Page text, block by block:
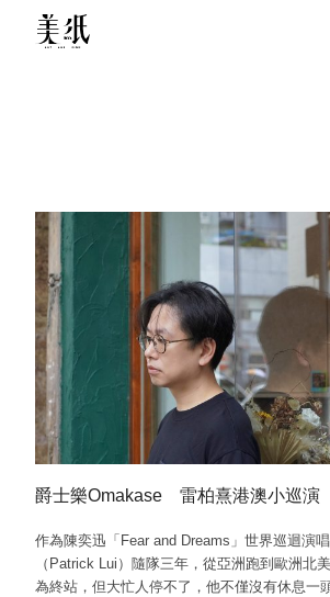
爵士樂Omakase 雷柏熹港澳小巡演
作為陳奕迅「Fear and Dreams」世界巡迴演
（Patrick Lui）隨隊三年，從亞洲跑到歐洲北
為終站，但大忙人停不了，他不僅沒有休息一